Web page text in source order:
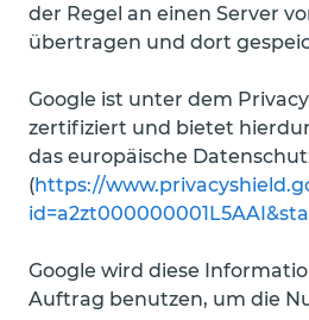
der Regel an einen Server
übertragen und dort
Google ist unter dem
zertifiziert und bietet
das europäische
(https://
Google wird diese
Auftrag benutzen, um die